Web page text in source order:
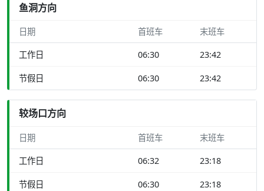
鱼洞方向
日期 首班车 末班车
工作日 06:30 23:42
节假日 06:30 23:42
较场口方向
日期 首班车 末班车
工作日 06:32 23:18
节假日 06:30 23:18